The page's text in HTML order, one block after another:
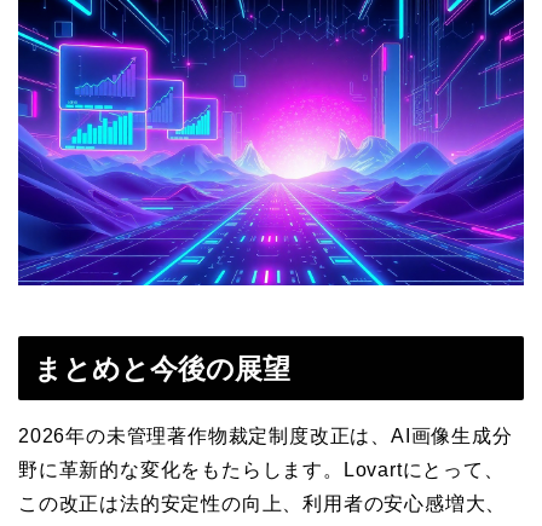
まとめと今後の展望
2026年の未管理著作物裁定制度改正は、AI画像生成分
野に革新的な変化をもたらします。Lovartにとって、
この改正は法的安定性の向上、利用者の安心感増大、